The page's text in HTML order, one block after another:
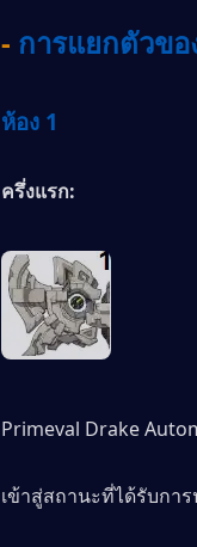
- การแยกตัวข
ห้อง 1
ครึ่งแรก:
Primeval Drake
เข้าสู่สถานะที่ได้รับกา